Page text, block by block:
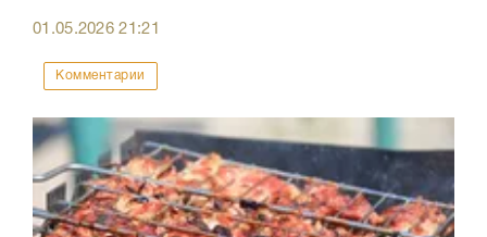
01.05.202621:21
Комментарии